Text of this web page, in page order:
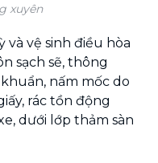
xuyên
và vệ sinh điều hòa
sạch sẽ, thông
nấm mốc do
rác tồn động
dưới lớp thảm sàn